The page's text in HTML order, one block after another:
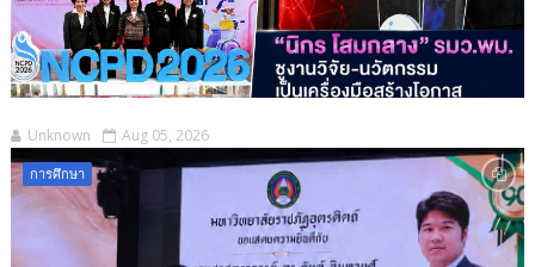
Unknown Aug 05, 2026
การศึกษา